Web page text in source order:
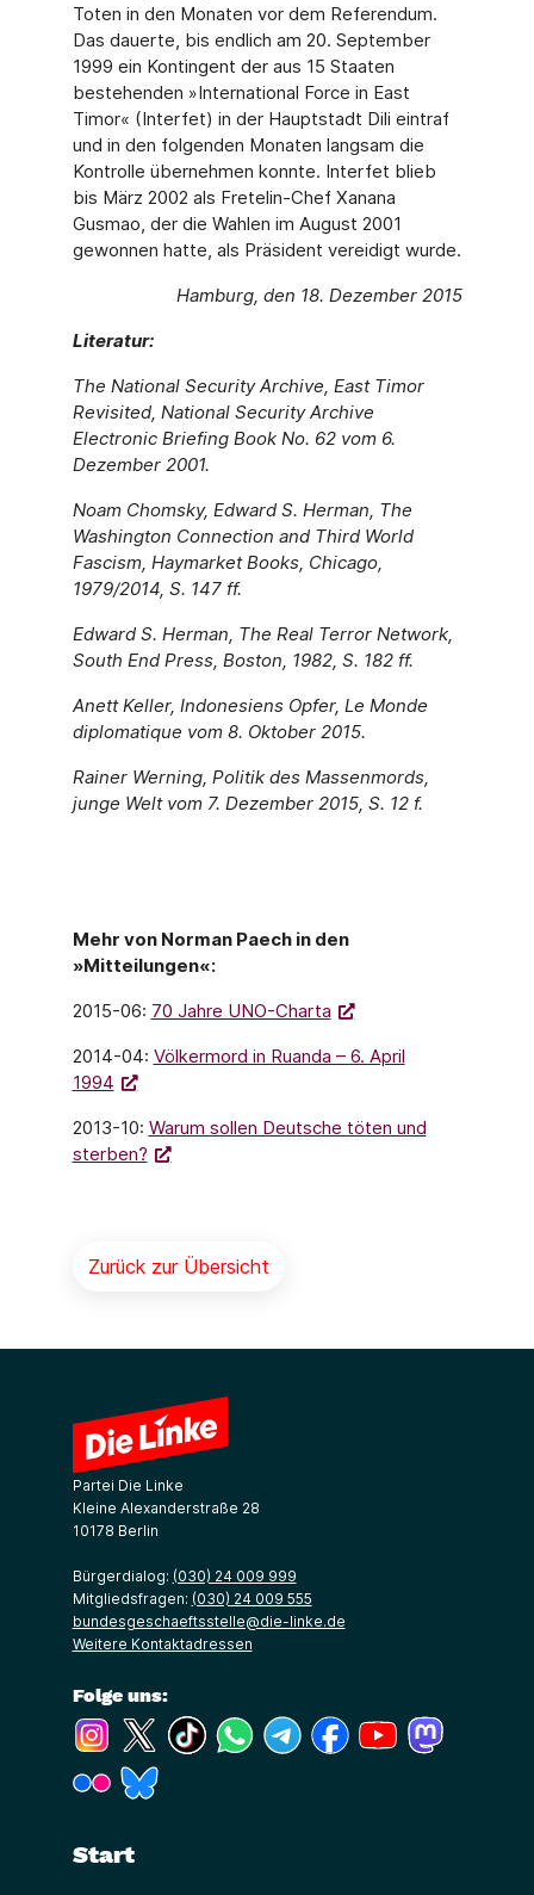
Toten in den Monaten vor dem Referendum.
Das dauerte, bis endlich am 20. September
1999 ein Kontingent der aus 15 Staaten
bestehenden »International Force in East
Timor« (Interfet) in der Hauptstadt Dili eintraf
und in den folgenden Monaten langsam die
Kontrolle übernehmen konnte. Interfet blieb
bis März 2002 als Fretelin-Chef Xanana
Gusmao, der die Wahlen im August 2001
gewonnen hatte, als Präsident vereidigt wurde.
Hamburg, den 18. Dezember 2015
Literatur:
The National Security Archive, East Timor
Revisited, National Security Archive
Electronic Briefing Book No. 62 vom 6.
Dezember 2001.
Noam Chomsky, Edward S. Herman, The
Washington Connection and Third World
Fascism, Haymarket Books, Chicago,
1979/2014, S. 147 ff.
Edward S. Herman, The Real Terror Network,
South End Press, Boston, 1982, S. 182 ff.
Anett Keller, Indonesiens Opfer, Le Monde
diplomatique vom 8. Oktober 2015.
Rainer Werning, Politik des Massenmords,
junge Welt vom 7. Dezember 2015, S. 12 f.
Mehr von Norman Paech in den
»Mitteilungen«:
2015-06: 70 Jahre UNO-Charta
2014-04: Völkermord in Ruanda – 6. April
1994
2013-10: Warum sollen Deutsche töten und
sterben?
Zurück zur Übersicht
Partei Die Linke
Kleine Alexanderstraße 28
10178 Berlin
Bürgerdialog: (030) 24 009 999
Mitgliedsfragen: (030) 24 009 555
bundesgeschaeftsstelle@die-linke.de
Weitere Kontaktadressen
Folge uns:
(Link öffnet ein neues Fenster)
(Link öffnet ein neues Fenster)
(Link öffnet ein neues Fenster)
(Link öffnet ein neues Fenster)
(Link öffnet ein neues Fenster)
(Link öffnet ein neues
(Link öffnet ein
(Link öffnet ein neues Fenster)
Start